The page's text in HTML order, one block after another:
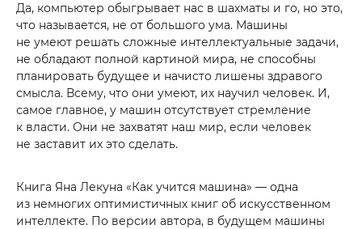
Да, компьютер обыгрывает нас в шахматы и го, но это,
что называется, не от большого ума. Машины
не умеют решать сложные интеллектуальные задачи,
не обладают полной картиной мира, не способны
планировать будущее и начисто лишены здравого
смысла. Всему, что они умеют, их научил человек. И,
самое главное, у машин отсутствует стремление
к власти. Они не захватят наш мир, если человек
не заставит их это сделать.
Книга Яна Лекуна «Как учится машина» — одна
из немногих оптимистичных книг об искусственном
интеллекте. По версии автора, в будущем машины